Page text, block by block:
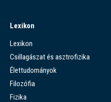
Lexikon
Lexikon
Csillagászat és asztrofizika
Élettudományok
Filozófia
Fizika